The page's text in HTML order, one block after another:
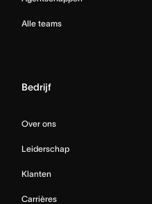
Alle teams
Bedrijf
Over ons
Leiderschap
Klanten
Carrières